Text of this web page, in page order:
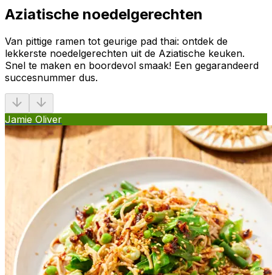
Aziatische noedelgerechten
Van pittige ramen tot geurige pad thai: ontdek de
lekkerste noedelgerechten uit de Aziatische keuken.
Snel te maken en boordevol smaak! Een gegarandeerd
succesnummer dus.
Jamie Oliver